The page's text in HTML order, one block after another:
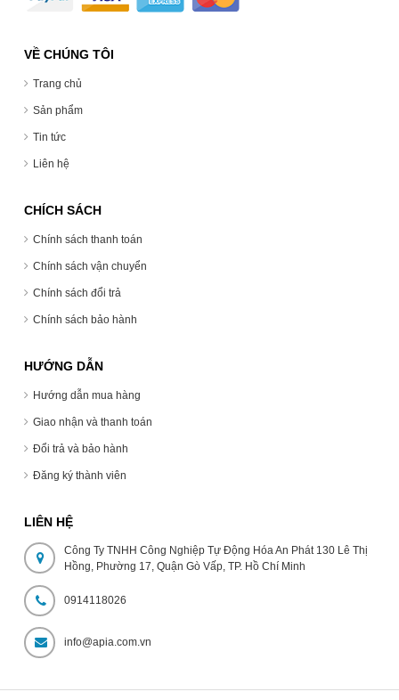
VỀ CHÚNG TÔI
Trang chủ
Sản phẩm
Tin tức
Liên hệ
CHÍCH SÁCH
Chính sách thanh toán
Chính sách vận chuyển
Chính sách đổi trả
Chính sách bảo hành
HƯỚNG DẪN
Hướng dẫn mua hàng
Giao nhận và thanh toán
Đổi trả và bảo hành
Đăng ký thành viên
LIÊN HỆ
Công Ty TNHH Công Nghiệp Tự Động Hóa An Phát 130 Lê Thị
Hồng, Phường 17, Quận Gò Vấp, TP. Hồ Chí Minh
0914118026
info@apia.com.vn